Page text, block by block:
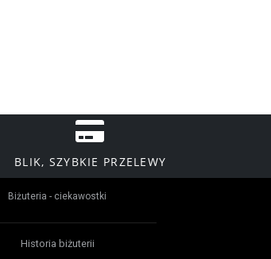
BLIK, SZYBKIE PRZELEWY
Biżuteria - ciekawostki
Historia biżuterii